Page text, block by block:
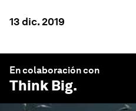
13 dic. 2019
En colaboración con
Think Big.